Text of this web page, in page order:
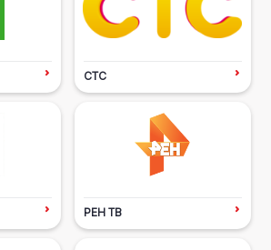
СТС
РЕН ТВ